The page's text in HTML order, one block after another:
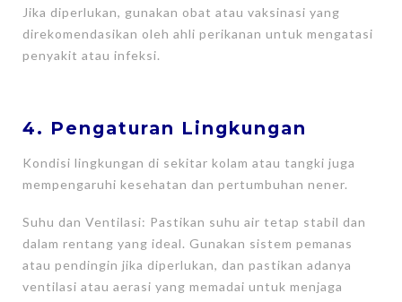
Jika diperlukan, gunakan obat atau vaksinasi yang
direkomendasikan oleh ahli perikanan untuk mengatasi
penyakit atau infeksi.
4. Pengaturan Lingkungan
Kondisi lingkungan di sekitar kolam atau tangki juga
mempengaruhi kesehatan dan pertumbuhan nener.
Suhu dan Ventilasi: Pastikan suhu air tetap stabil dan
dalam rentang yang ideal. Gunakan sistem pemanas
atau pendingin jika diperlukan, dan pastikan adanya
ventilasi atau aerasi yang memadai untuk menjaga